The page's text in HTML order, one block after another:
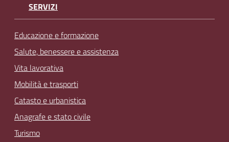
SERVIZI
Educazione e formazione
Salute, benessere e assistenza
Vita lavorativa
Mobilità e trasporti
Catasto e urbanistica
Anagrafe e stato civile
Turismo